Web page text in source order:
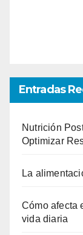
Entradas
Nutrición
Optimizar
La
Cómo afecta
vida diaria